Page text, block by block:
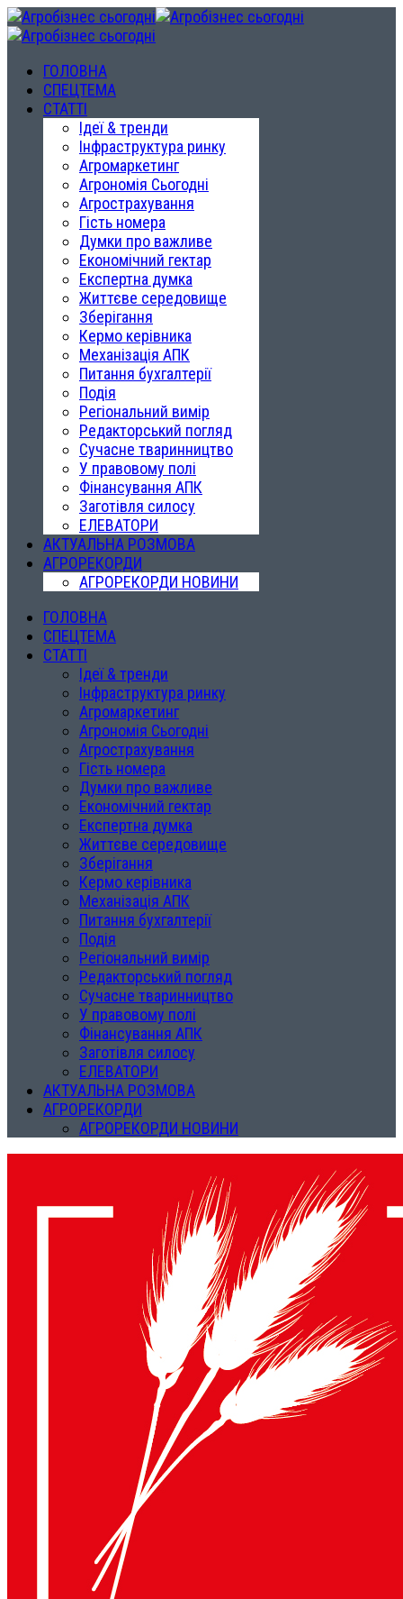
ГОЛОВНА
СПЕЦТЕМА
СТАТТІ
Ідеї & тренди
Інфраструктура ринку
Агромаркетинг
Агрономія Сьогодні
Агрострахування
Гість номера
Думки про важливе
Економічний гектар
Експертна думка
Життєве середовище
Зберігання
Кермо керівника
Механізація АПК
Питання бухгалтерії
Подія
Регіональний вимір
Редакторський погляд
Сучасне тваринництво
У правовому полі
Фінансування АПК
Заготівля силосу
ЕЛЕВАТОРИ
АКТУАЛЬНА РОЗМОВА
АГРОРЕКОРДИ
АГРОРЕКОРДИ НОВИНИ
ГОЛОВНА
СПЕЦТЕМА
СТАТТІ
Ідеї & тренди
Інфраструктура ринку
Агромаркетинг
Агрономія Сьогодні
Агрострахування
Гість номера
Думки про важливе
Економічний гектар
Експертна думка
Життєве середовище
Зберігання
Кермо керівника
Механізація АПК
Питання бухгалтерії
Подія
Регіональний вимір
Редакторський погляд
Сучасне тваринництво
У правовому полі
Фінансування АПК
Заготівля силосу
ЕЛЕВАТОРИ
АКТУАЛЬНА РОЗМОВА
АГРОРЕКОРДИ
АГРОРЕКОРДИ НОВИНИ